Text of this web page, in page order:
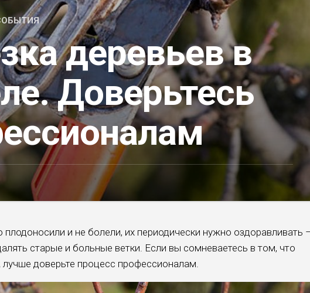
деревьев в
Доверьтесь
плодоносили и не болели, их периодически нужно оздоравливать
старые и больные ветки. Если вы сомневаетесь в том, что
лучше доверьте процесс профессионалам.